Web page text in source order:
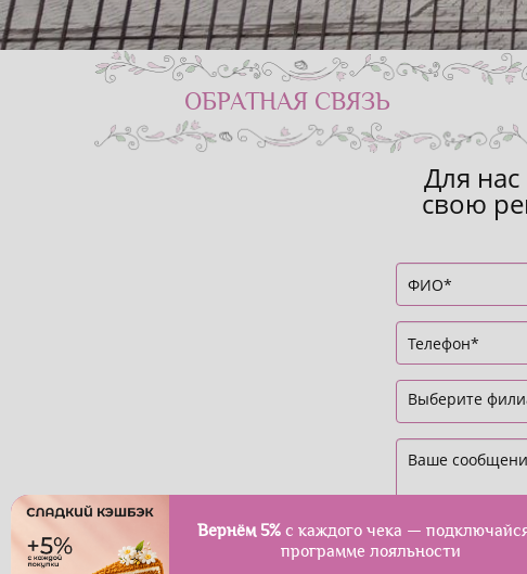
Вернём 5%с каждого чека —
программе лояльности
ОБРАТНАЯ СВЯЗЬ
Для
свою